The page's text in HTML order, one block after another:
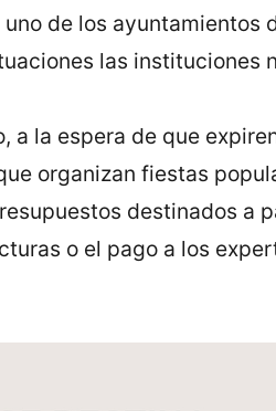
de los ayuntamientos
las instituciones
la espera de que
organizan fiestas
destinados a
o el pago a los